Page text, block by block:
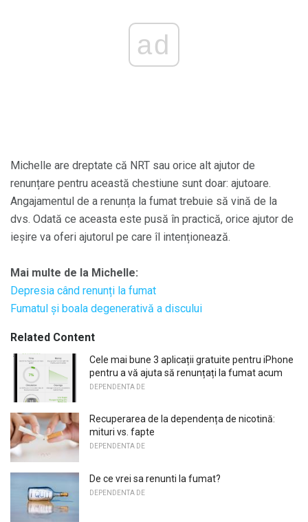
ad
Michelle are dreptate că NRT sau orice alt ajutor de
renunțare pentru această chestiune sunt doar: ajutoare.
Angajamentul de a renunța la fumat trebuie să vină de la
dvs. Odată ce aceasta este pusă în practică, orice ajutor de
ieșire va oferi ajutorul pe care îl intenționează.
Mai multe de la Michelle:
Depresia când renunți la fumat
Fumatul și boala degenerativă a discului
Related Content
Cele mai bune 3 aplicații gratuite pentru iPhone
pentru a vă ajuta să renunțați la fumat acum
DEPENDENTA DE
Recuperarea de la dependența de nicotină:
mituri vs. fapte
DEPENDENTA DE
De ce vrei sa renunti la fumat?
DEPENDENTA DE